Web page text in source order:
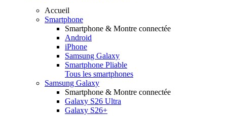
Accueil
Smartphone
Smartphone & Montre connectée
Android
iPhone
Samsung Galaxy
Smartphone Pliable
Tous les smartphones
Samsung Galaxy
Smartphone & Montre connectée
Galaxy S26 Ultra
Galaxy S26+